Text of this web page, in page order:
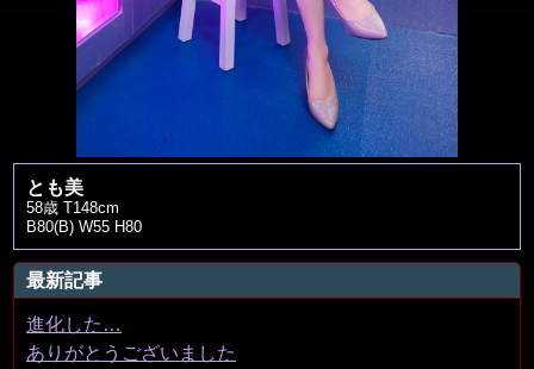
とも美
58歳 T148cm
B80(B) W55 H80
最新記事
進化した…
ありがとうございました